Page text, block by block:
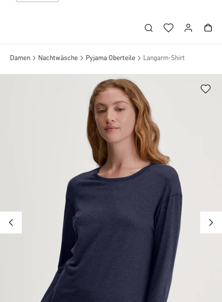
Damen Nachtwäsche Pyjama Oberteile Langarm-Shirt